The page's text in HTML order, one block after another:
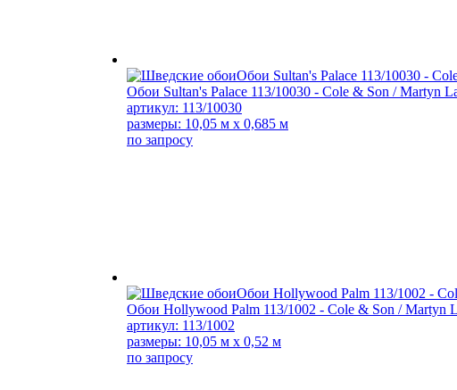
Обои Sultan's Palace 113/10030 - Cole & Son / Martyn
артикул: 113/10030
размеры: 10,05 м x 0,685 м
по запросу
Обои Hollywood Palm 113/1002 - Cole & Son / Martyn
артикул: 113/1002
размеры: 10,05 м x 0,52 м
по запросу